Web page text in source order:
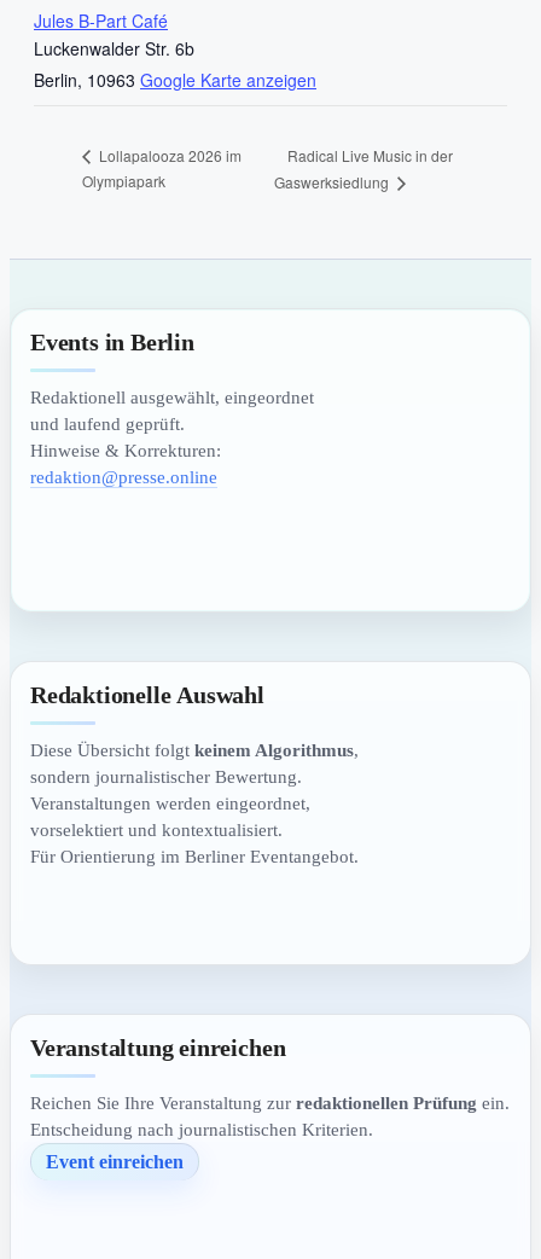
Jules B-Part Café
Luckenwalder Str. 6b
Berlin, 10963 Google Karte anzeigen
Lollapalooza 2026 im
Olympiapark
Radical Live Music in der
Gaswerksiedlung
Events in Berlin
Redaktionell ausgewählt, eingeordnet
und laufend geprüft.
Hinweise & Korrekturen:
redaktion@presse.online
Redaktionelle Auswahl
Diese Übersicht folgt keinem Algorithmus,
sondern journalistischer Bewertung.
Veranstaltungen werden eingeordnet,
vorselektiert und kontextualisiert.
Für Orientierung im Berliner Eventangebot.
Veranstaltung einreichen
Reichen Sie Ihre Veranstaltung zur redaktionellen Prüfung ein.
Entscheidung nach journalistischen Kriterien.
Event einreichen